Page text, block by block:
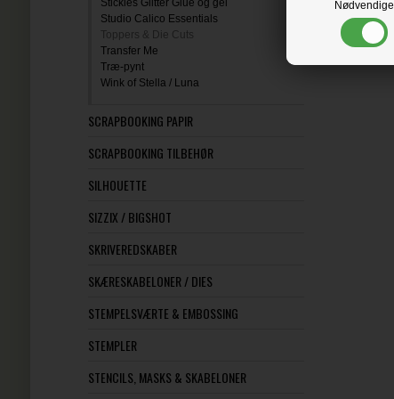
Nødvendige
Stickles Glitter Glue og gel
Studio Calico Essentials
Toppers & Die Cuts
Transfer Me
Træ-pynt
Wink of Stella / Luna
SCRAPBOOKING PAPIR
SCRAPBOOKING TILBEHØR
SILHOUETTE
SIZZIX / BIGSHOT
SKRIVEREDSKABER
SKÆRESKABELONER / DIES
STEMPELSVÆRTE & EMBOSSING
STEMPLER
STENCILS, MASKS & SKABELONER